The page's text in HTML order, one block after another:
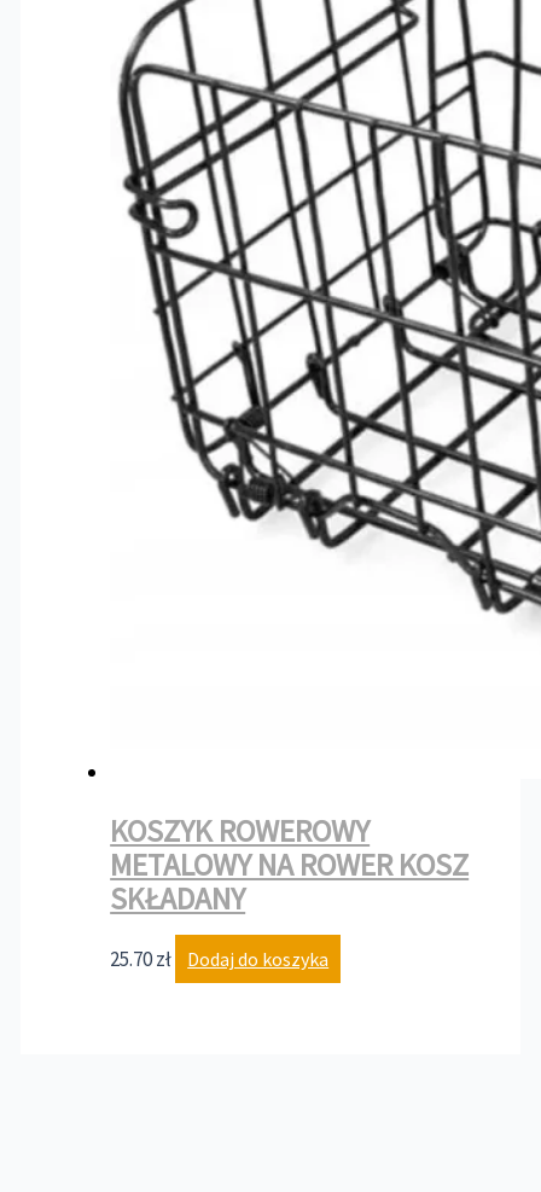
KOSZYK ROWEROWY
METALOWY NA ROWER KOSZ
SKŁADANY
25.70zł Dodaj do koszyka